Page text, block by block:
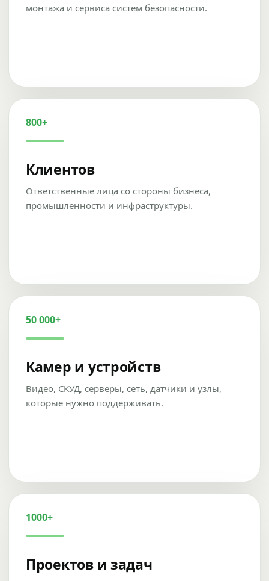
монтажа и сервиса систем безопасности.
800+
Клиентов
Ответственные лица со стороны бизнеса,
промышленности и инфраструктуры.
50 000+
Камер и устройств
Видео, СКУД, серверы, сеть, датчики и узлы,
которые нужно поддерживать.
1000+
Проектов и задач